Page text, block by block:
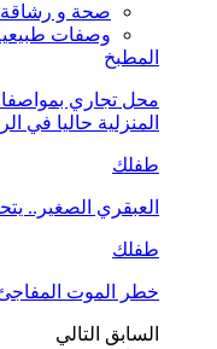
صحة و رشاقة
وصفات
المطبخ
محل تجاري
المنزلية حاليا في
طفلك
العبقري الصغير.. يتحدث 7 لغات في عمر
طفلك
خطر الموت المفاجئ
السابق التالي